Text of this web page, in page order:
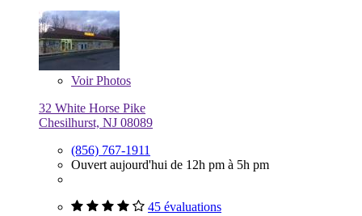
VoirPhotos
32 White Horse Pike
Chesilhurst, NJ 08089
(856) 767-1911
Ouvert aujourd'hui de 12h pm à 5h pm
45 évaluations